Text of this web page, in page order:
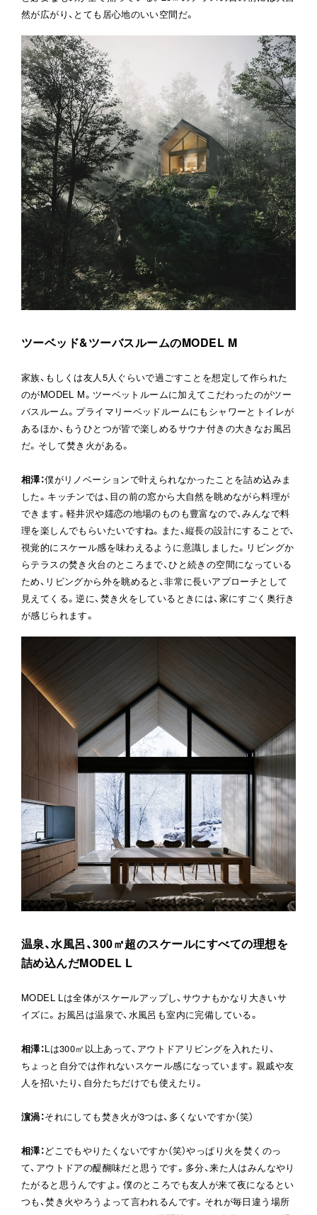
然が広がり、とても居心地のいい空間だ。
ツーベッド&ツーバスルームのMODEL M
家族、もしくは友人5人ぐらいで過ごすことを想定して作られた
のがMODEL M。ツーベットルームに加えてこだわったのがツー
バスルーム。プライマリーベッドルームにもシャワーとトイレが
あるほか、もうひとつが皆で楽しめるサウナ付きの大きなお風呂
だ。そして焚き火がある。
相澤：僕がリノベーションで叶えられなかったことを詰め込みま
した。キッチンでは、目の前の窓から大自然を眺めながら料理が
できます。軽井沢や嬬恋の地場のものも豊富なので、みんなで料
理を楽しんでもらいたいですね。また、縦長の設計にすることで、
視覚的にスケール感を味わえるように意識しました。リビングか
らテラスの焚き火台のところまで、ひと続きの空間になっている
ため、リビングから外を眺めると、非常に長いアプローチとして
見えてくる。逆に、焚き火をしているときには、家にすごく奥行き
が感じられます。
温泉、水風呂、300㎡超のスケールにすべての理想を
詰め込んだMODEL L
MODEL Lは全体がスケールアップし、サウナもかなり大きいサ
イズに。お風呂は温泉で、水風呂も室内に完備している。
相澤：Lは300㎡以上あって、アウトドアリビングを入れたり、
ちょっと自分では作れないスケール感になっています。親戚や友
人を招いたり、自分たちだけでも使えたり。
濵渦：それにしても焚き火が3つは、多くないですか（笑）
相澤：どこでもやりたくないですか（笑）やっぱり火を焚くのっ
て、アウトドアの醍醐味だと思うです。多分、来た人はみんなやり
たがると思うんですよ。僕のところでも友人が来て夜になるとい
つも、焚き火やろうよって言われるんです。それが毎日違う場所